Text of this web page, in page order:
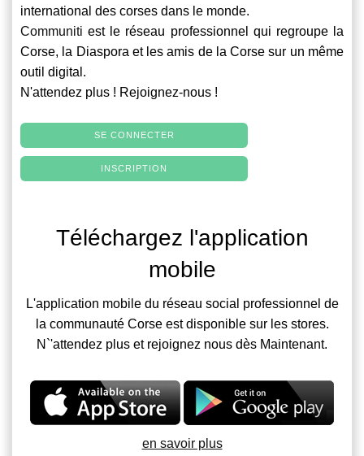
international des corses dans le monde.
Communiti est le réseau professionnel qui regroupe la
Corse, la Diaspora et les amis de la Corse sur un même
outil digital.
N'attendez plus ! Rejoignez-nous !
SE CONNECTER
INSCRIPTION
Téléchargez l'application
mobile
L'application mobile du réseau social professionnel de
la communauté Corse est disponible sur les stores.
N`'attendez plus et rejoignez nous dès Maintenant.
en savoir plus